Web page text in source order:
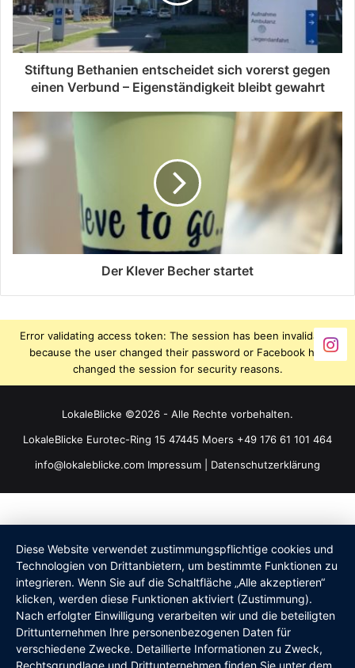
Stiftung Bethanien entscheidet sich vorerst gegen
einen Verbund – Eigenständigkeit bleibt gewahrt
Der Klever Becher startet
Error validating access token: The session has been invalidated
because the user changed their password or Facebook has
changed the session for security reasons.
LokaleBlicke ©2026 - Alle Rechte vorbehalten.
LokaleBlicke Eurotec-Ring 15 47445 Moers +49 176 61 101 464
info@lokaleblicke.com Impressum Datenschutzerklärung
Diese Website verwendet zustimmungspflichtige cookies und
Technologien von Drittanbietern, um bestimmte Funktionen zu
integrieren. Wenn Sie auf die Schaltfläche „Alle akzeptieren“
klicken, werden diese Funktionen aktiviert (Zustimmung).
Nach erfolgter Einwilligung verarbeiten wir und die beteiligten
Drittunternehmen Ihre personenbezogenen Daten für
verschiedene Zwecke. Detaillierte Informationen zu Zweck,
Rechtsgrundlage und Drittunternehmen finden Sie unter dem